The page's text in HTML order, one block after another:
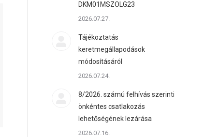
DKM01MSZOLG23
2026.07.27.
Tájékoztatás
keretmegállapodások
módosításáról
2026.07.24.
8/2026. számú felhívás szerinti
önkéntes csatlakozás
lehetőségének lezárása
2026.07.16.